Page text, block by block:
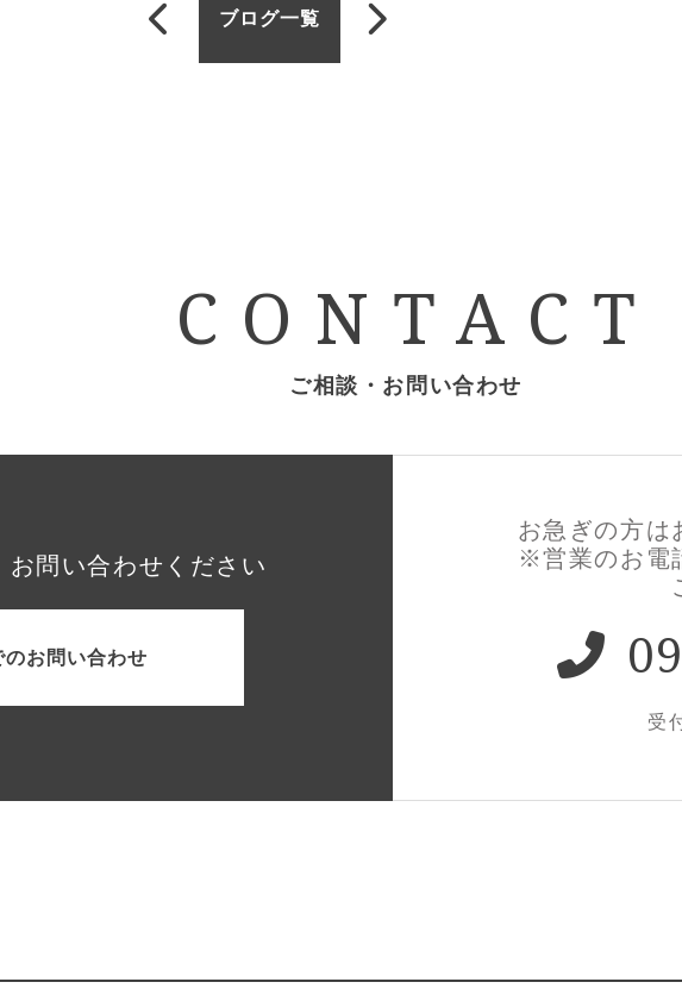
ブログ一覧
CONTACT
ご相談・お問い合わせ
問い合わせください
のお問い合わせ
お急ぎの方は
※営業のお電
受